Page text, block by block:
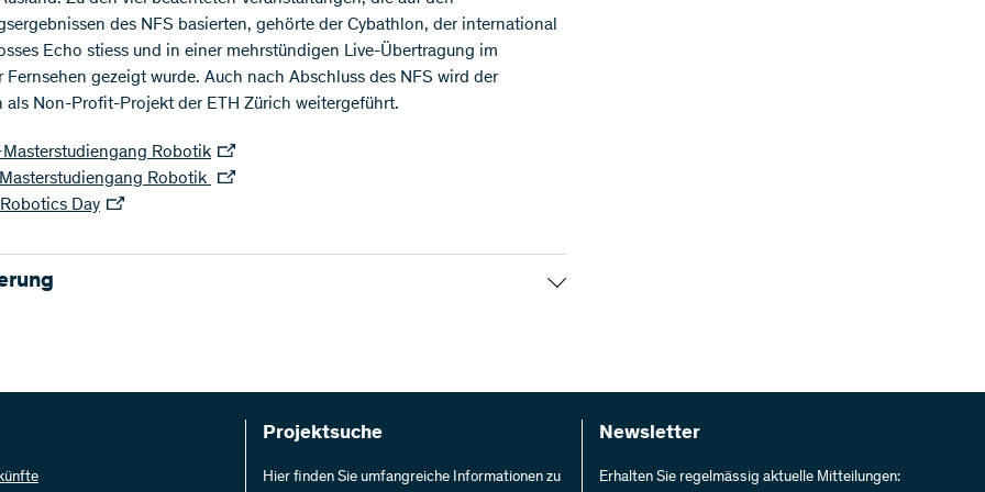
des NFS basierten, gehörte der Cybathlon, der international
Echo stiess und in einer mehrstündigen Live-Übertragung im
Fernsehen gezeigt wurde. Auch nach Abschluss des NFS wird der
als Non-Profit-Projekt der ETH Zürich weitergeführt.
Masterstudiengang Robotik
Robotik
Day
von Dritten.
Projektsuche
Hier finden Sie umfangreiche Informationen zu
Newsletter
Erhalten Sie regelmässig aktuelle Mitteilungen: